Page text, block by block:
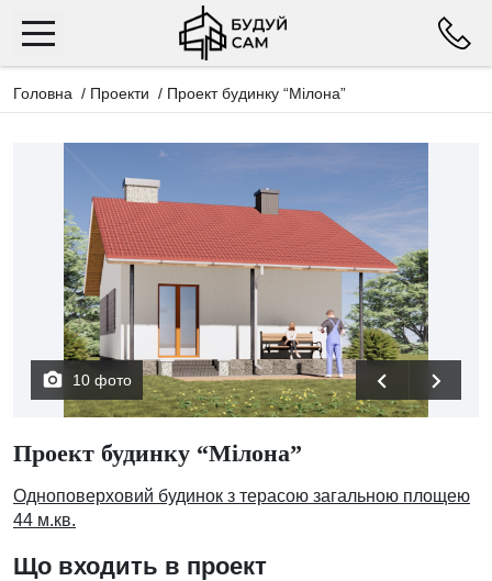
Головна / Проекти / Проект будинку “Мілона”
10 фото
Проект будинку “Мілона”
Одноповерховий будинок з терасою загальною площею
44 м.кв.
Що входить в проект